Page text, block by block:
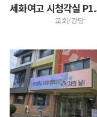
교회/강당